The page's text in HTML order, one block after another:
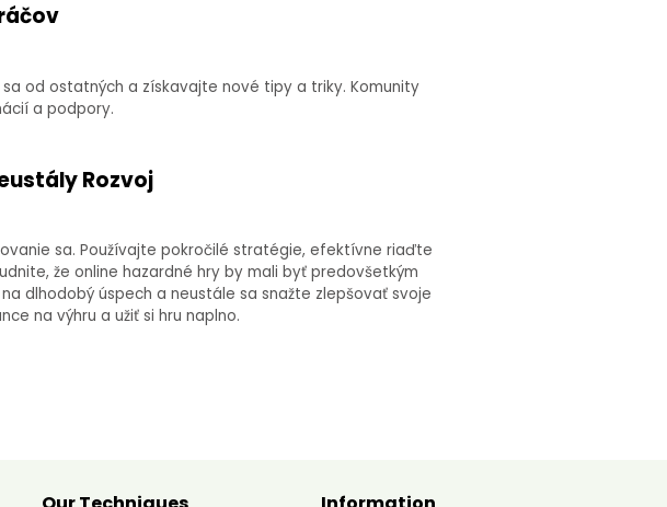
od ostatných a získavajte nové tipy a triky. Komunity
a podpory.
Rozvoj
sa. Používajte pokročilé stratégie, efektívne riaďte
že online hazardné hry by mali byť predovšetkým
dlhodobý úspech a neustále sa snažte zlepšovať svoje
na výhru a užiť si hru naplno.